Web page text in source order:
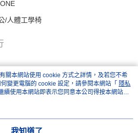
/人體工學椅
關本網站使用 cookie 方式之詳情，及若您不希
變更電腦的 cookie 設定，請參閱本網站「 隱私
續使用本網站即表示您同意本公司得按本網站使
。
我知道了